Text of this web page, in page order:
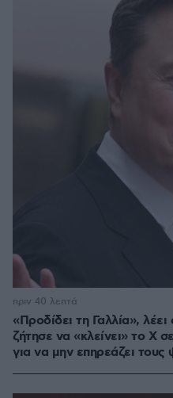
«Προδίδει τη Γαλλία»,
ζήτησε να «κλείνει» το X
για να μην επηρεάζει
πριν 40 λεπτά